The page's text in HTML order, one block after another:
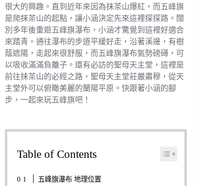
很大的興趣。直到近年來因為抹茶山爆紅，而五峰旗
是爬抹茶山的起點，讓小涵決定先來這裡探探路。闊
別多年後重遊五峰旗瀑布，小涵才驚覺到這裡好適合
來踏青。通往瀑布的步道平緩好走，沿著溪邊，有樹
蔭遮陽，走起來很舒服，而五峰旗瀑布氣勢磅礡，可
以吸收滿滿負離子。還有必訪的聖母天主堂，這裡是
前往抹茶山的必經之路，聖母天主堂莊嚴肅穆，從天
主堂外可以俯瞰美麗的蘭陽平原。快跟著小涵的腳
步，一起來玩五峰旗吧！
Table of Contents
五峰旗瀑布 地理位置